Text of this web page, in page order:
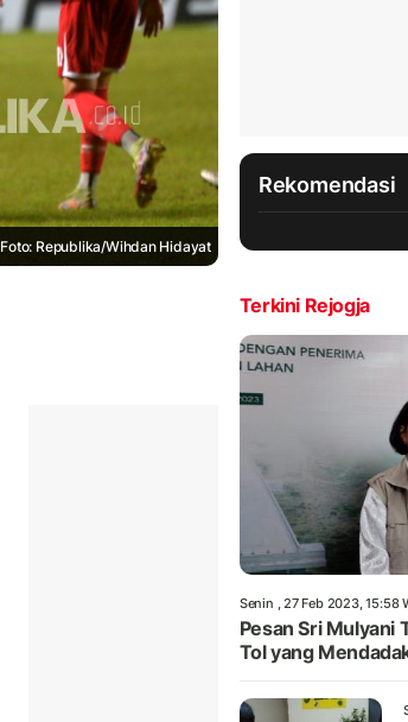
Foto: Republika/Wihdan Hidayat
Rekomendasi
Terkini Rejogja
Senin , 27 Feb 2023, 15:58
Pesan Sri Mulyani
Tol yang